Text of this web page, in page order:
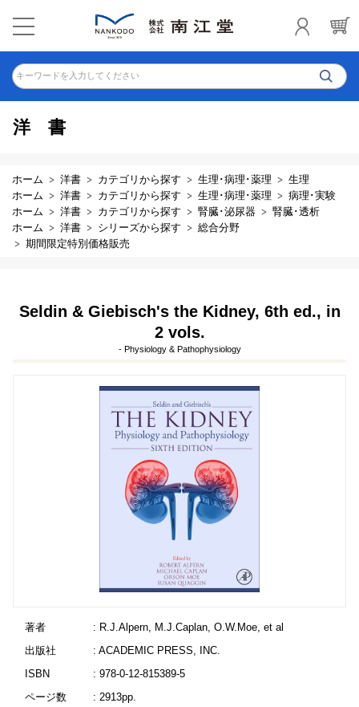
キーワードを入力してください
洋書
ホーム 洋書 カテゴリから探す 生理･病理･薬理
生理
ホーム
洋書 カテゴリから探す 生理･病理･薬理
病理･実験
ホーム
洋書 カテゴリから探す 腎臓･泌尿器
腎臓･透析
ホーム
洋書 シリーズから探す
総合分野
期間限定特別価格販売
Seldin & Giebisch's the Kidney, 6th ed., in
2 vols.
- Physiology & Pathophysiology
著者
: R.J.Alpern, M.J.Caplan, O.W.Moe, et al
出版社
: ACADEMIC PRESS, INC.
ISBN
: 978-0-12-815389-5
ページ数
: 2913pp.